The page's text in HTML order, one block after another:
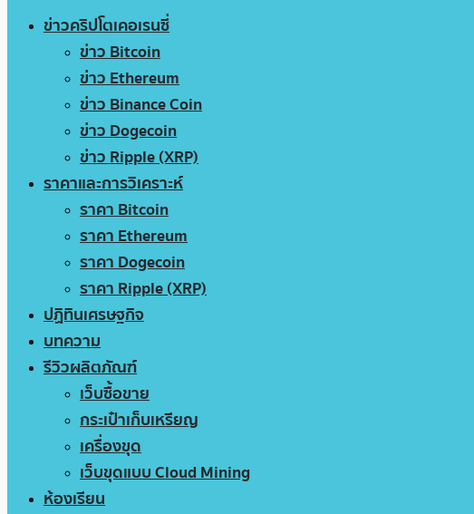
ข่าวคริปโตเคอเรนซี่
ข่าว Bitcoin
ข่าว Ethereum
ข่าว Binance Coin
ข่าว Dogecoin
ข่าว Ripple (XRP)
ราคาและการวิเคราะห์
ราคา Bitcoin
ราคา Ethereum
ราคา Dogecoin
ราคา Ripple (XRP)
ปฏิทินเศรษฐกิจ
บทความ
รีวิวผลิตภัณฑ์
เว็บซื้อขาย
กระเป๋าเก็บเหรียญ
เครื่องขุด
เว็บขุดแบบ Cloud Mining
ห้องเรียน